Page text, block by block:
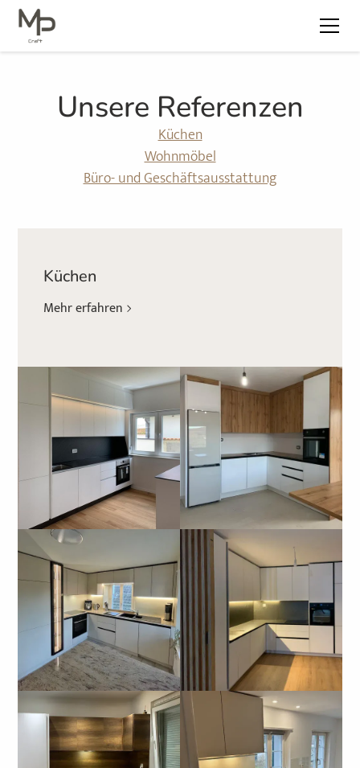
Unsere Referenzen
Küchen
Wohnmöbel
Büro- und Geschäftsausstattung
Küchen
Mehr erfahren